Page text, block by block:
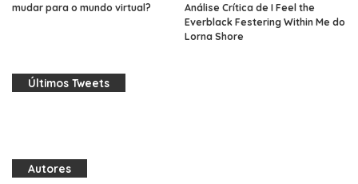
mudar para o mundo virtual?
Análise Crítica de I Feel the
Everblack Festering Within Me do
Lorna Shore
Últimos Tweets
Autores